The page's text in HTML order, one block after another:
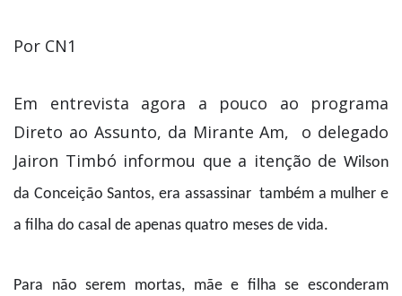
Por CN1
Em entrevista agora a pouco ao programa
Direto ao Assunto, da Mirante Am, o delegado
Jairon Timbó informou que a itenção de Wilson
da Conceição Santos, era assassinar também a mulher e
a filha do casal de apenas quatro meses de vida.
Para não serem mortas, mãe e filha se esconderam